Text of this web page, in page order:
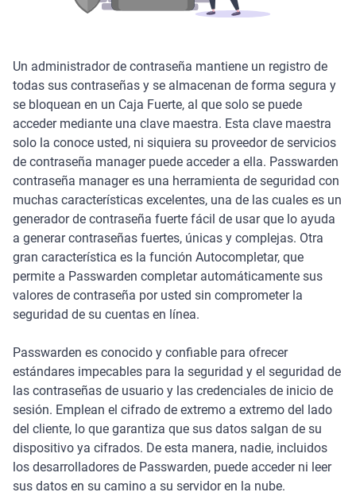
Un administrador de contraseña mantiene un registro de
todas sus contraseñas y se almacenan de forma segura y
se bloquean en un Caja Fuerte, al que solo se puede
acceder mediante una clave maestra. Esta clave maestra
solo la conoce usted, ni siquiera su proveedor de servicios
de contraseña manager puede acceder a ella. Passwarden
contraseña manager es una herramienta de seguridad con
muchas características excelentes, una de las cuales es un
generador de contraseña fuerte fácil de usar que lo ayuda
a generar contraseñas fuertes, únicas y complejas. Otra
gran característica es la función Autocompletar, que
permite a Passwarden completar automáticamente sus
valores de contraseña por usted sin comprometer la
seguridad de su cuentas en línea.
Passwarden es conocido y confiable para ofrecer
estándares impecables para la seguridad y el seguridad de
las contraseñas de usuario y las credenciales de inicio de
sesión. Emplean el cifrado de extremo a extremo del lado
del cliente, lo que garantiza que sus datos salgan de su
dispositivo ya cifrados. De esta manera, nadie, incluidos
los desarrolladores de Passwarden, puede acceder ni leer
sus datos en su camino a su servidor en la nube.